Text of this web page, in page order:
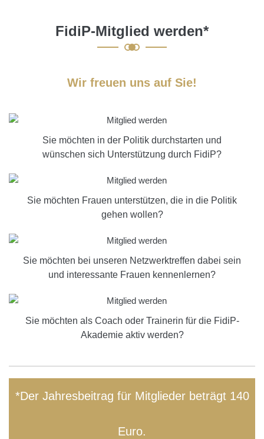
FidiP-Mitglied werden*
Wir freuen uns auf Sie!
Sie möchten in der Politik durchstarten und
wünschen sich Unterstützung durch FidiP?
Sie möchten Frauen unterstützen, die in die Politik
gehen wollen?
Sie möchten bei unseren Netzwerktreffen dabei sein
und interessante Frauen kennenlernen?
Sie möchten als Coach oder Trainerin für die FidiP-
Akademie aktiv werden?
*Der Jahresbeitrag für Mitglieder beträgt 140
Euro.